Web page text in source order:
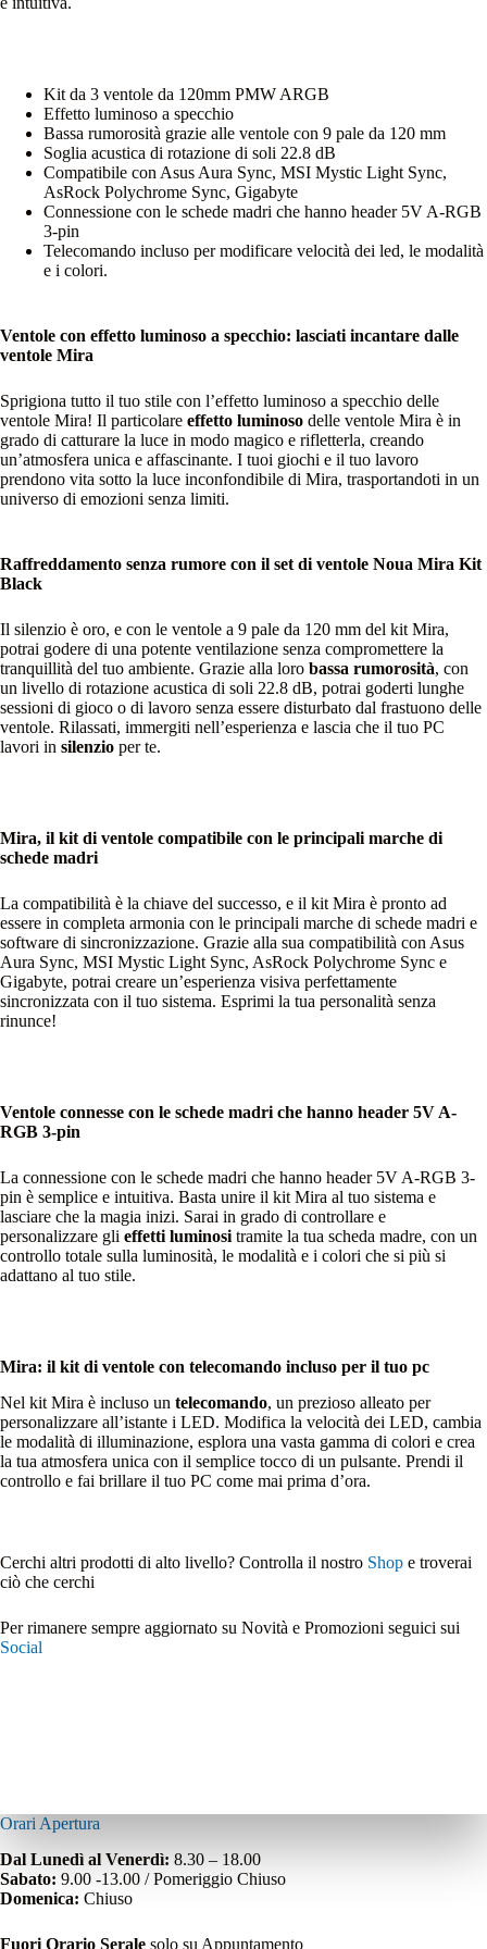
Kit da 3 ventole da 120mm PMW ARGB
Effetto luminoso a specchio
Bassa rumorosità grazie alle ventole con 9 pale da 120 mm
Soglia acustica di rotazione di soli 22.8 dB
Compatibile con Asus Aura Sync, MSI Mystic Light Sync,
AsRock Polychrome Sync, Gigabyte
Connessione con le schede madri che hanno header 5V A-RGB
3-pin
Telecomando incluso per modificare velocità dei led, le modalità
e i colori.
Ventole con effetto luminoso a specchio: lasciati incantare dalle
ventole Mira
Sprigiona tutto il tuo stile con l’effetto luminoso a specchio delle
ventole Mira! Il particolare effetto luminoso delle ventole Mira è in
grado di catturare la luce in modo magico e rifletterla, creando
un’atmosfera unica e affascinante. I tuoi giochi e il tuo lavoro
prendono vita sotto la luce inconfondibile di Mira, trasportandoti in un
universo di emozioni senza limiti.
Raffreddamento senza rumore con il set di ventole Noua Mira Kit
Black
Il silenzio è oro, e con le ventole a 9 pale da 120 mm del kit Mira,
potrai godere di una potente ventilazione senza compromettere la
tranquillità del tuo ambiente. Grazie alla loro bassa rumorosità, con
un livello di rotazione acustica di soli 22.8 dB, potrai goderti lunghe
sessioni di gioco o di lavoro senza essere disturbato dal frastuono delle
ventole. Rilassati, immergiti nell’esperienza e lascia che il tuo PC
lavori in silenzio per te.
Mira, il kit di ventole compatibile con le principali marche di
schede madri
La compatibilità è la chiave del successo, e il kit Mira è pronto ad
essere in completa armonia con le principali marche di schede madri e
software di sincronizzazione. Grazie alla sua compatibilità con Asus
Aura Sync, MSI Mystic Light Sync, AsRock Polychrome Sync e
Gigabyte, potrai creare un’esperienza visiva perfettamente
sincronizzata con il tuo sistema. Esprimi la tua personalità senza
rinunce!
Ventole connesse con le schede madri che hanno header 5V A-
RGB 3-pin
La connessione con le schede madri che hanno header 5V A-RGB 3-
pin è semplice e intuitiva. Basta unire il kit Mira al tuo sistema e
lasciare che la magia inizi. Sarai in grado di controllare e
personalizzare gli effetti luminositramite la tua scheda madre, con un
controllo totale sulla luminosità, le modalità e i colori che si più si
adattano al tuo stile.
Mira: il kit di ventole con telecomando incluso per il tuo pc
Nel kit Mira è incluso un telecomando, un prezioso alleato per
personalizzare all’istante i LED. Modifica la velocità dei LED, cambia
le modalità di illuminazione, esplora una vasta gamma di colori e crea
la tua atmosfera unica con il semplice tocco di un pulsante. Prendi il
controllo e fai brillare il tuo PC come mai prima d’ora.
Cerchi altri prodotti di alto livello? Controlla il nostro Shop e troverai
ciò che cerchi
Per rimanere sempre aggiornato su Novità e Promozioni seguici sui
Social
Orari Apertura
Dal Lunedì al Venerdì: 8.30 – 18.00
Sabato: 9.00 -13.00 / Pomeriggio Chiuso
Domenica: Chiuso
Fuori Orario Serale solo su Appuntamento